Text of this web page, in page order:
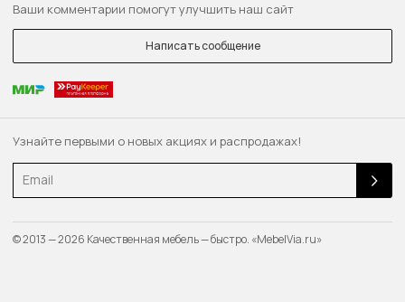
Узнайте первыми о новых акциях и распродажах!
Email
Ваши комментарии помогут улучшить наш сайт
Написать сообщение
© 2013 — 2026 Качественная мебель — быстро. «MebelVia.ru»